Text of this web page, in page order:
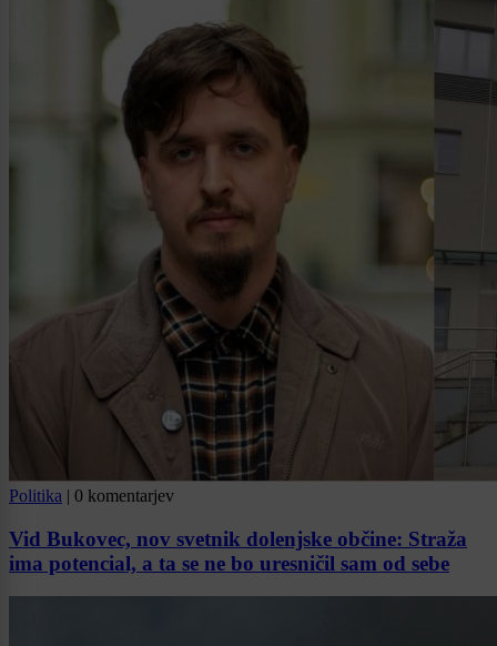
Politika | 0 komentarjev
Vid Bukovec, nov svetnik dolenjske občine: Straža
ima potencial, a ta se ne bo uresničil sam od sebe